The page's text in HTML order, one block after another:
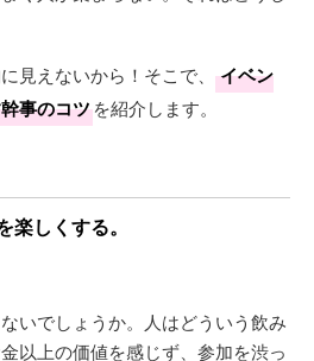
見えないから！そこで、
イベン
事のコツを紹介します。
しくする。
いでしょうか。人はどういう飲み
以上の価値を感じず、参加を渋っ